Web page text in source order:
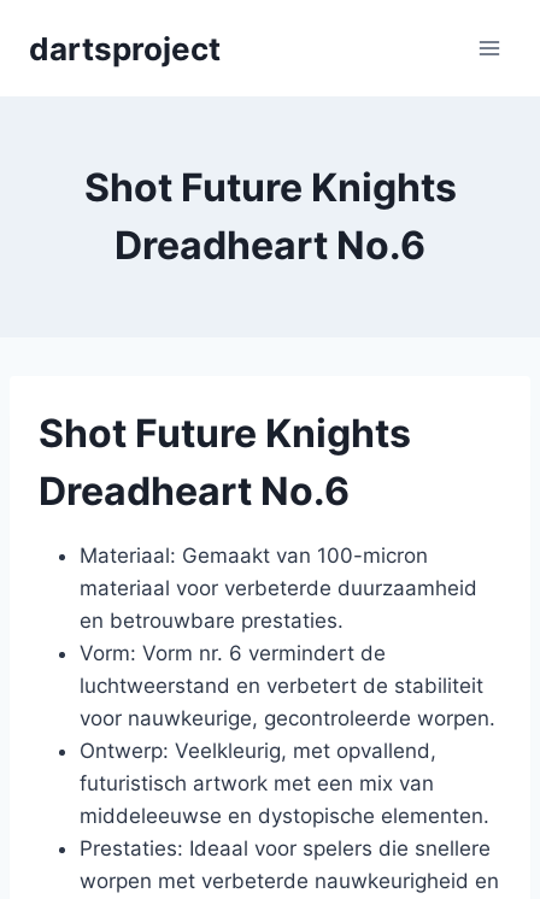
dartsproject
Shot Future Knights
Dreadheart No.6
Shot Future Knights
Dreadheart No.6
Materiaal: Gemaakt van 100-micron
materiaal voor verbeterde duurzaamheid
en betrouwbare prestaties.
Vorm: Vorm nr. 6 vermindert de
luchtweerstand en verbetert de stabiliteit
voor nauwkeurige, gecontroleerde worpen.
Ontwerp: Veelkleurig, met opvallend,
futuristisch artwork met een mix van
middeleeuwse en dystopische elementen.
Prestaties: Ideaal voor spelers die snellere
worpen met verbeterde nauwkeurigheid en